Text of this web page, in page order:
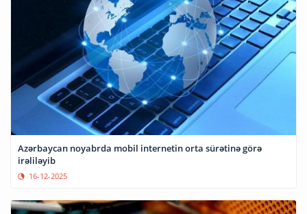
Azərbaycan noyabrda mobil internetin orta sürətinə görə
irəliləyib
16-12-2025